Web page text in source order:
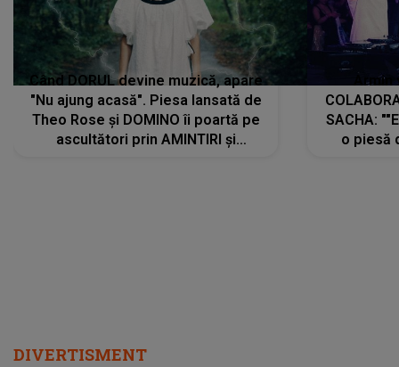
Când DORUL devine muzică, apare
"Nu ajung acasă". Piesa lansată de
Theo Rose și DOMINO îi poartă pe
ascultători prin AMINTIRI și
SACHA:
o piesă
DIVERTISMENT